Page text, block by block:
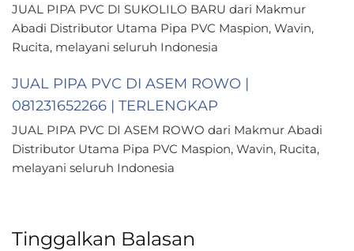
JUAL PIPA PVC DI SUKOLILO BARU dari Makmur
Abadi Distributor Utama Pipa PVC Maspion, Wavin,
Rucita, melayani seluruh Indonesia
JUAL PIPA PVC DI ASEM ROWO |
081231652266 | TERLENGKAP
JUAL PIPA PVC DI ASEM ROWO dari Makmur Abadi
Distributor Utama Pipa PVC Maspion, Wavin, Rucita,
melayani seluruh Indonesia
Tinggalkan Balasan